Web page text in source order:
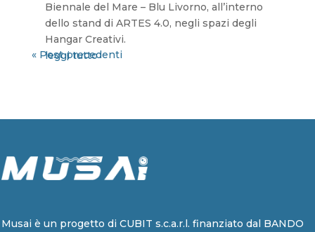
Biennale del Mare – Blu Livorno, all’interno
dello stand di ARTES 4.0, negli spazi degli
Hangar Creativi.
leggi tutto
« Post precedenti
Musai è un progetto di CUBIT s.c.a.r.l. finanziato dal BANDO